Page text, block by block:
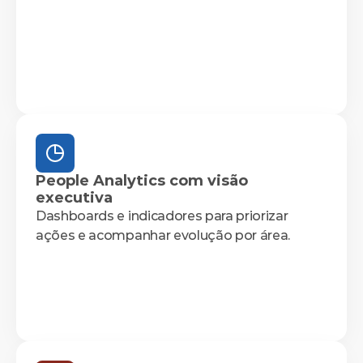
People Analytics com visão
executiva
Dashboards e indicadores para priorizar
ações e acompanhar evolução por área.